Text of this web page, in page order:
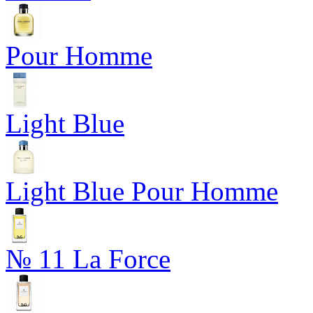
Pour Homme
Light Blue
Light Blue Pour Homme
№ 11 La Force